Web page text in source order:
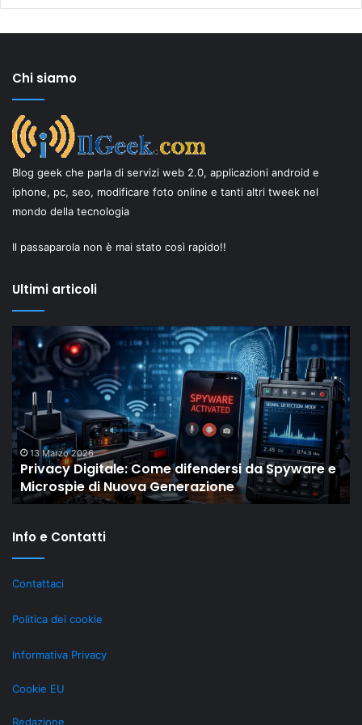
Chi siamo
Blog geek che parla di servizi web 2.0, applicazioni android e
iphone, pc, seo, modificare foto online e tanti altri tweek nel
mondo della tecnologia
Il passaparola non è mai stato così rapido!!
Ultimi articoli
e
Il
“New
Old”
Drop
Shaiya
mostra
come
gli
MMO
storici
rilevanti
18 Febbraio 2026
Il “New Old” Drop di Shaiya mostra come
MMO storici restano rilevanti grazie al
Info e Contatti
Contattaci
Politica dei cookie
Informativa Privacy
Cookie EU
Redazione